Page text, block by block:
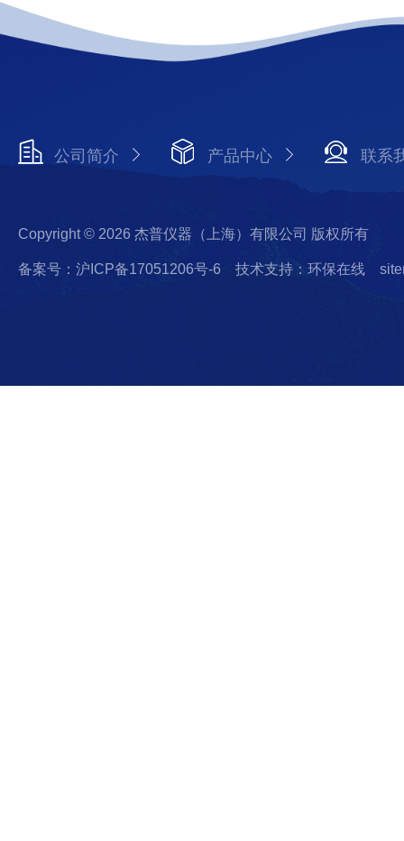
公司简介 产品中心 联系
Copyright © 2026 杰普仪器（上海）有限公司 版权所有
备案号：沪ICP备17051206号-6 技术支持：环保在线